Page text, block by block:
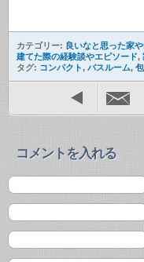
カテゴリー: 良いなと思った家
建てた際の経験談やエピソード,
タグ: コンパクト, バスルーム,
コメントを入れる